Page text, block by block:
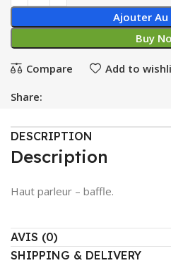
Ajouter Au
Buy
Compare Add to
Share:
DESCRIPTION
Description
Haut parleur – baffle.
AVIS (0)
SHIPPING & DELIVERY